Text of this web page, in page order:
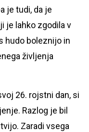
je tudi, da je
je lahko zgodila v
hudo boleznijo in
življenja
26. rojstni dan, si
Razlog je bil
Zaradi vsega